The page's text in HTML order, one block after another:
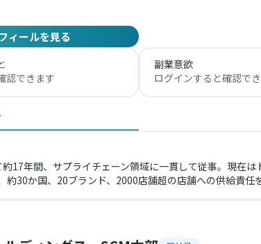
ィールを見る
認できます
副業意欲
ログインすると確認で
17年間、サプライチェーン領域に一貫して従事。現在
約30か国、20ブランド、2000店舗超の店舗への供給責任